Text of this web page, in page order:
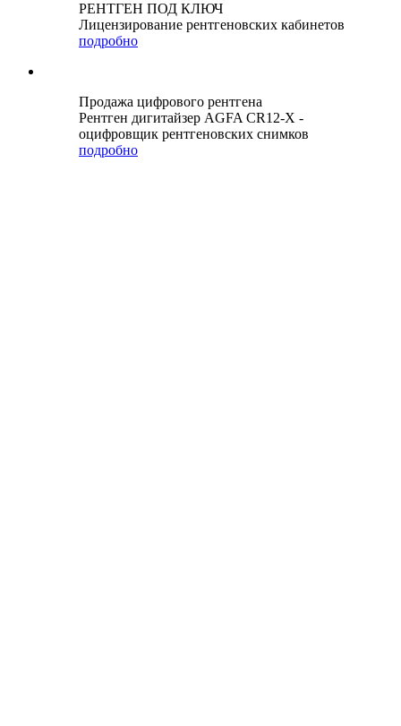
РЕНТГЕН ПОД КЛЮЧ
Лицензирование рентгеновских кабинетов
подробно
Продажа цифрового рентгена
Рентген дигитайзер AGFA CR12-X -
оцифровщик рентгеновских снимков
подробно